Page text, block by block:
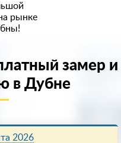
рынке
замер и
в Дубне
2026